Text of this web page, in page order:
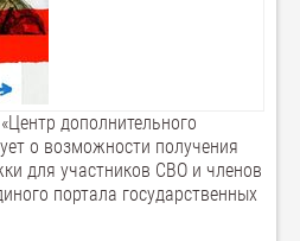
дополнительного
о возможности получения
для участников СВО и членов
портала государственных